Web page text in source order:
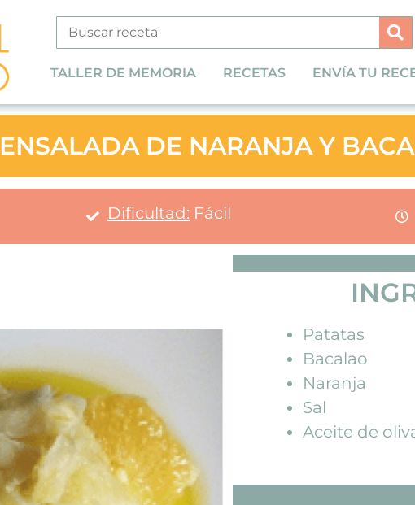
TALLER DE MEMORIA RECETAS ENVÍA TU
ENSALADA DE NARANJA Y
Dificultad: Fácil
Patatas
Bacalao
Naranja
Sal
Aceite de